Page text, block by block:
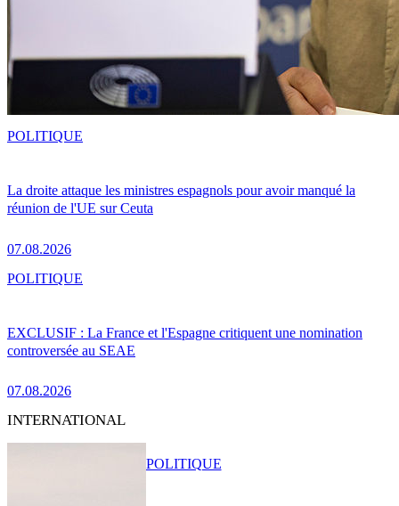
La droite attaque les ministres espagnols pour avoir manqué la
réunion de l'UE sur Ceuta
07.08.2026
POLITIQUE
EXCLUSIF : La France et l'Espagne critiquent une nomination
controversée au SEAE
07.08.2026
POLITIQUE
INTERNATIONAL
POLITIQUE